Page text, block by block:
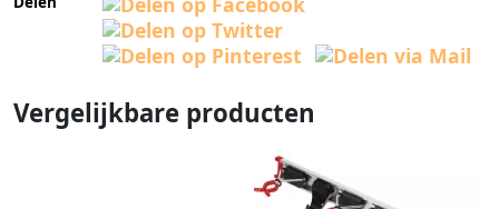
Vergelijkbare producten